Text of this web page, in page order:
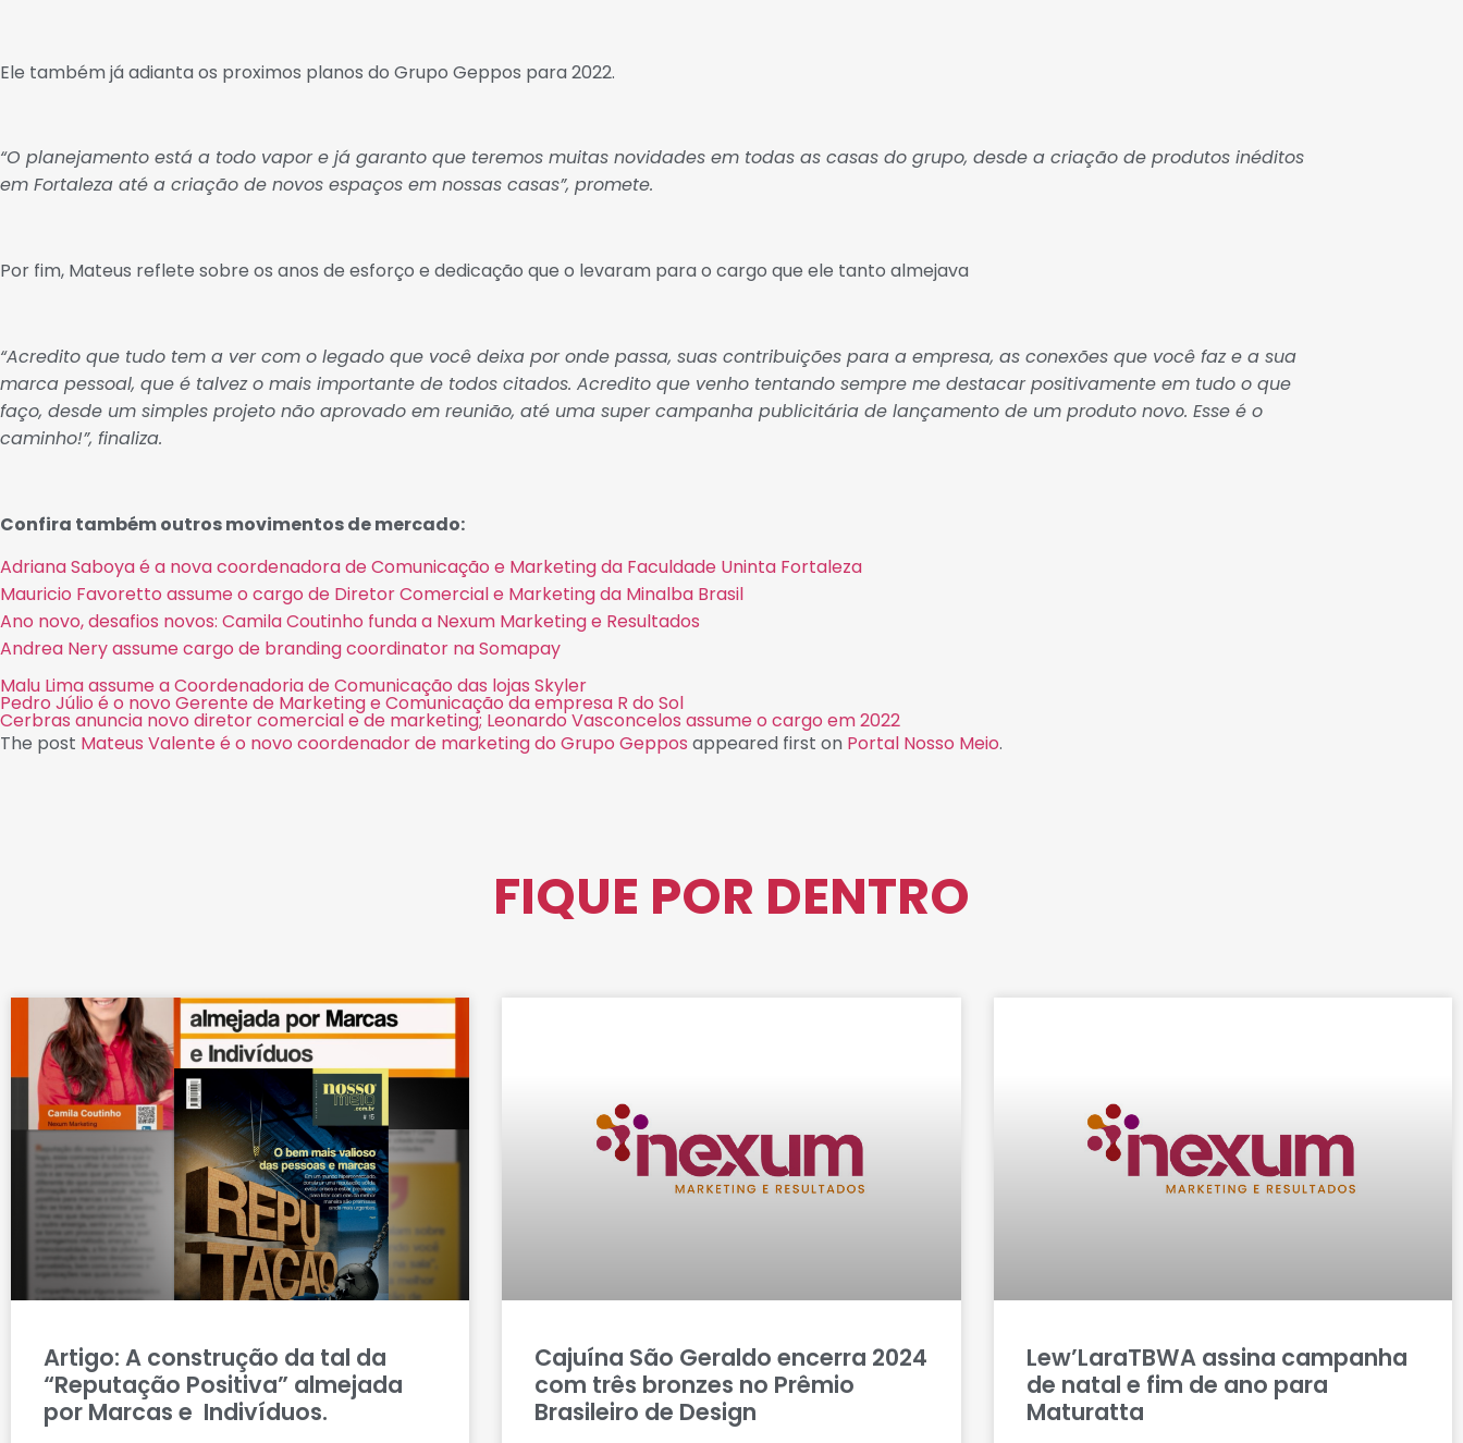
Ele também já adianta os proximos planos do Grupo Geppos para 2022.
“O planejamento está a todo vapor e já garanto que teremos muitas novidades em todas as casas do grupo, desde a criação de produtos inéditos
em Fortaleza até a criação de novos espaços em nossas casas”, promete.
Por fim, Mateus reflete sobre os anos de esforço e dedicação que o levaram para o cargo que ele tanto almejava
“Acredito que tudo tem a ver com o legado que você deixa por onde passa, suas contribuições para a empresa, as conexões que você faz e a sua
marca pessoal, que é talvez o mais importante de todos citados. Acredito que venho tentando sempre me destacar positivamente em tudo o que
faço, desde um simples projeto não aprovado em reunião, até uma super campanha publicitária de lançamento de um produto novo. Esse é o
caminho!”, finaliza.
Confira também outros movimentos de mercado:
Adriana Saboya é a nova coordenadora de Comunicação e Marketing da Faculdade Uninta Fortaleza
Mauricio Favoretto assume o cargo de Diretor Comercial e Marketing da Minalba Brasil
Ano novo, desafios novos: Camila Coutinho funda a Nexum Marketing e Resultados
Andrea Nery assume cargo de branding coordinator na Somapay
Malu Lima assume a Coordenadoria de Comunicação das lojas Skyler
Pedro Júlio é o novo Gerente de Marketing e Comunicação da empresa R do Sol
Cerbras anuncia novo diretor comercial e de marketing; Leonardo Vasconcelos assume o cargo em 2022
The post Mateus Valente é o novo coordenador de marketing do Grupo Geppos appeared first on Portal Nosso Meio.
FIQUE POR DENTRO
Artigo: A construção da tal da
“Reputação Positiva” almejada
por Marcas e Indivíduos.
Cajuína São Geraldo encerra 2024
com três bronzes no Prêmio
Brasileiro de Design
Lew’LaraTBWA assina campanha
de natal e fim de ano para
Maturatta